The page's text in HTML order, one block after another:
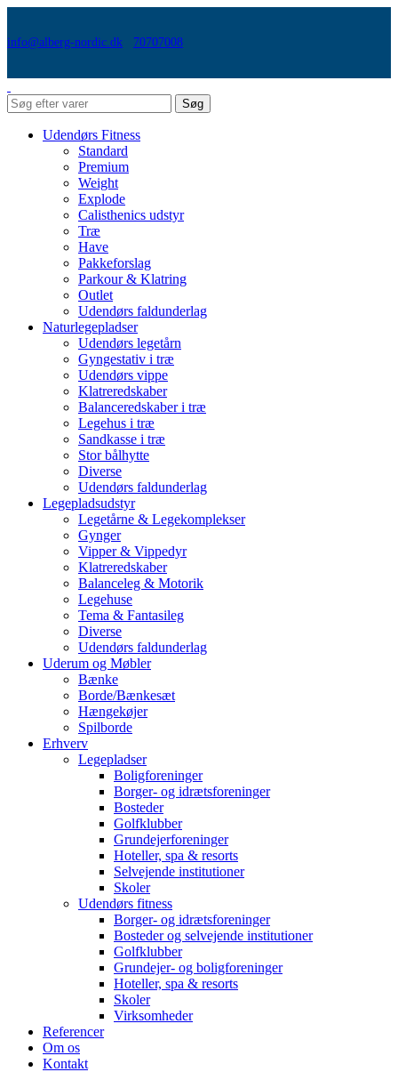
info@alberg-nordic.dk 70707008
Søg
Udendørs Fitness
Standard
Premium
Weight
Explode
Calisthenics udstyr
Træ
Have
Pakkeforslag
Parkour & Klatring
Outlet
Udendørs faldunderlag
Naturlegepladser
Udendørs legetårn
Gyngestativ i træ
Udendørs vippe
Klatreredskaber
Balanceredskaber i træ
Legehus i træ
Sandkasse i træ
Stor bålhytte
Diverse
Udendørs faldunderlag
Legepladsudstyr
Legetårne & Legekomplekser
Gynger
Vipper & Vippedyr
Klatreredskaber
Balanceleg & Motorik
Legehuse
Tema & Fantasileg
Diverse
Udendørs faldunderlag
Uderum og Møbler
Bænke
Borde/Bænkesæt
Hængekøjer
Spilborde
Erhverv
Legepladser
Boligforeninger
Borger- og idrætsforeninger
Bosteder
Golfklubber
Grundejerforeninger
Hoteller, spa & resorts
Selvejende institutioner
Skoler
Udendørs fitness
Borger- og idrætsforeninger
Bosteder og selvejende institutioner
Golfklubber
Grundejer- og boligforeninger
Hoteller, spa & resorts
Skoler
Virksomheder
Referencer
Om os
Kontakt